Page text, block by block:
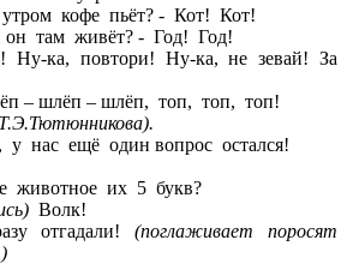
кофе пьёт? - Кот! Кот!
там живёт? - Год! Год!
Ну-ка, повтори! Ну-ка, не зевай! За
шлёп – шлёп, топ, топ, топ!
у нас ещё один вопрос остался!
животное их 5 букв?
Волк!
отгадали!(поглаживает поросят